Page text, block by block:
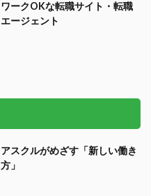
ワークOKな転職サイト・転職
エージェント
アスクルがめざす「新しい働き
方」